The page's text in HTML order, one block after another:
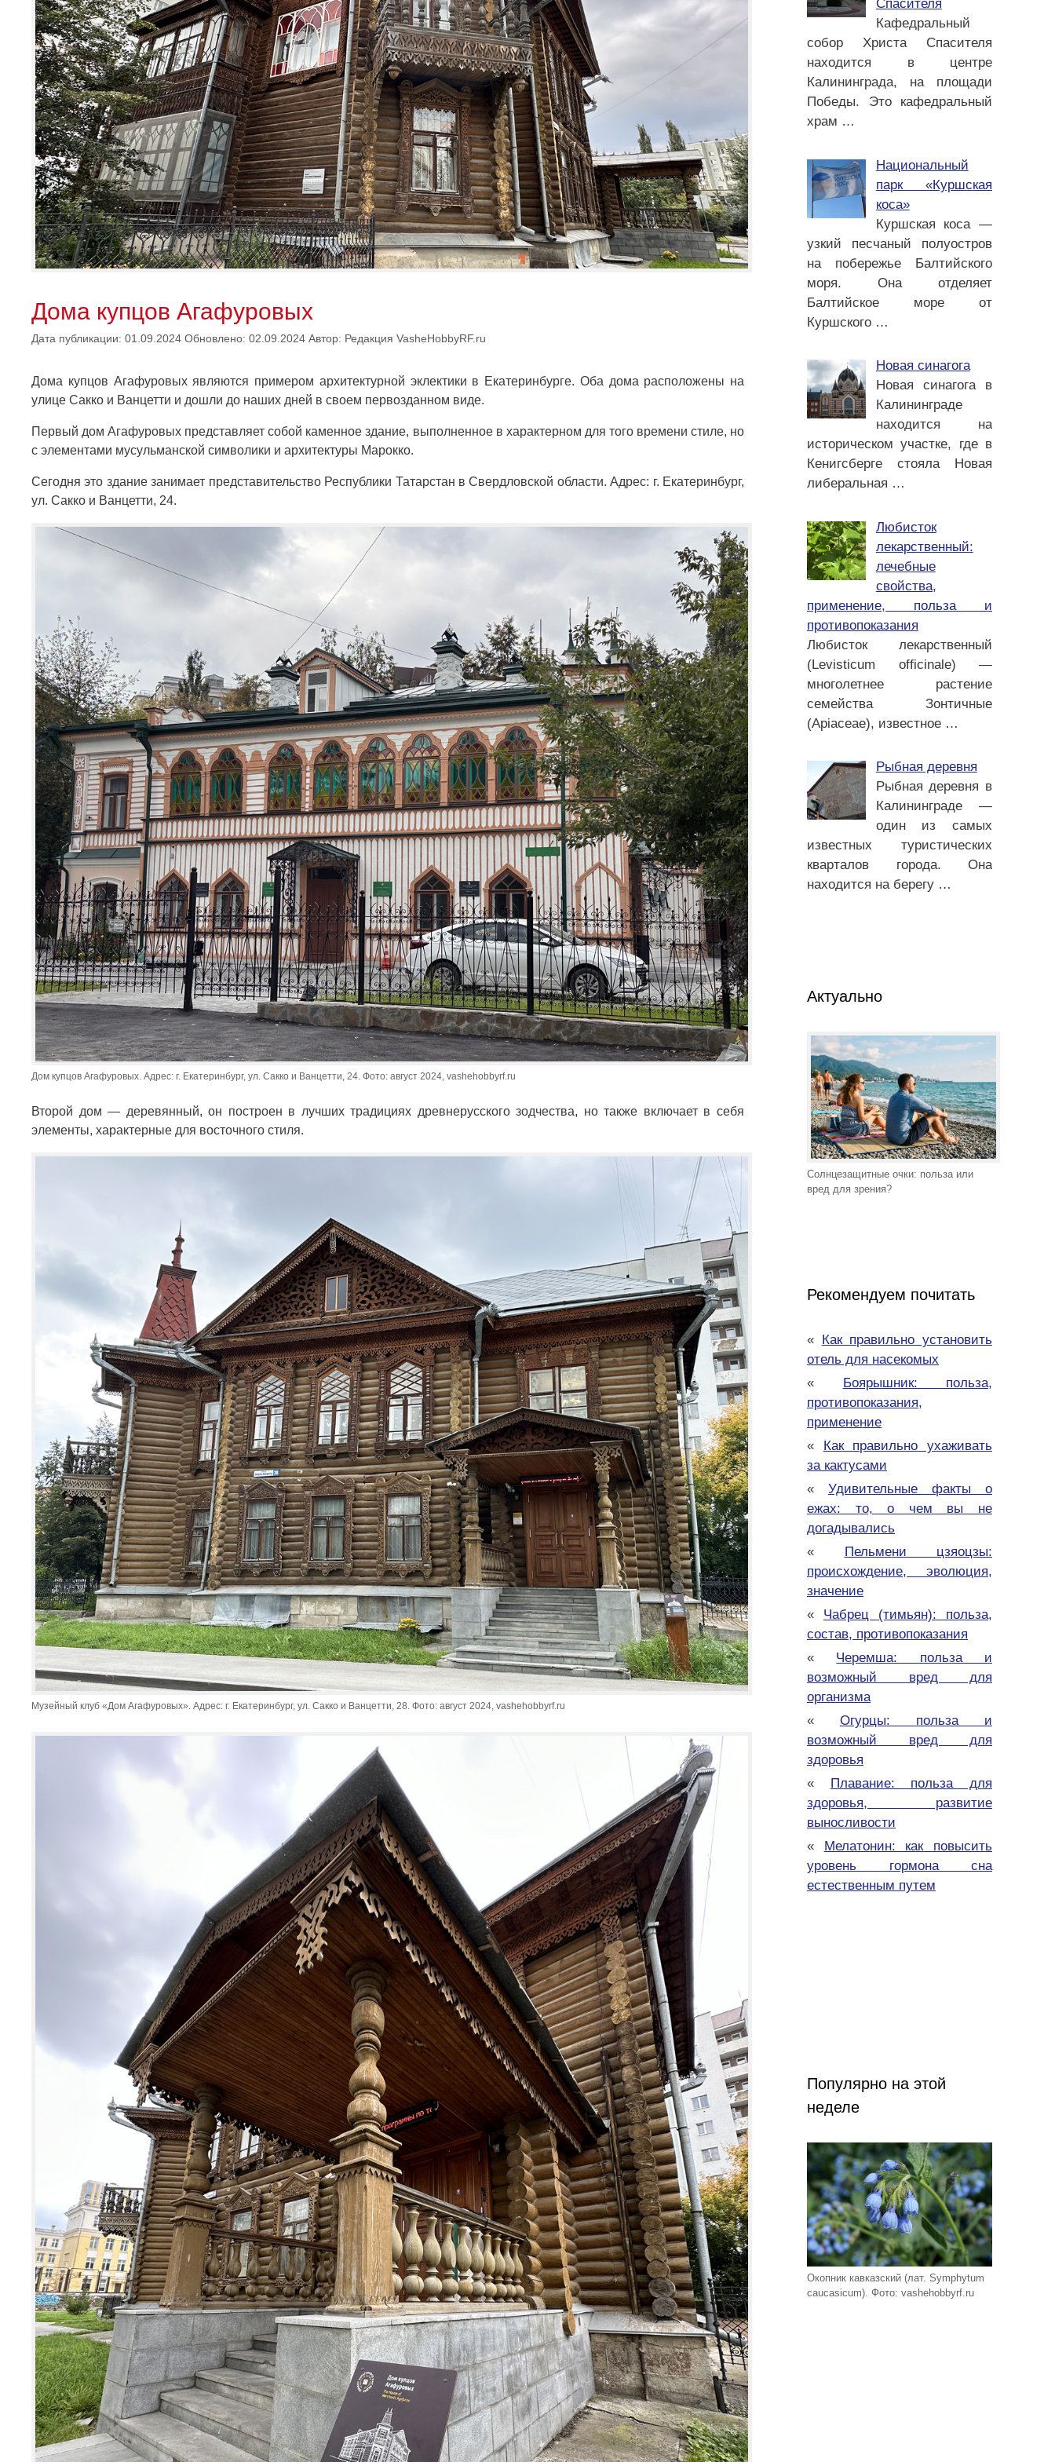
Дома купцов Агафуровых
Дата публикации: 01.09.2024 Обновлено: 02.09.2024 Автор: Редакция VasheHobbyRF.ru
Дома купцов Агафуровых являются примером архитектурной эклектики в Екатеринбурге. Оба дома расположены на
улице Сакко и Ванцетти и дошли до наших дней в своем первозданном виде.
Первый дом Агафуровых представляет собой каменное здание, выполненное в характерном для того времени стиле, но
с элементами мусульманской символики и архитектуры Марокко.
Сегодня это здание занимает представительство Республики Татарстан в Свердловской области. Адрес: г. Екатеринбург,
ул. Сакко и Ванцетти, 24.
Дом купцов Агафуровых. Адрес: г. Екатеринбург, ул. Сакко и Ванцетти, 24. Фото: август 2024, vashehobbyrf.ru
Второй дом — деревянный, он построен в лучших традициях древнерусского зодчества, но также включает в себя
элементы, характерные для восточного стиля.
Музейный клуб «Дом Агафуровых». Адрес: г. Екатеринбург, ул. Сакко и Ванцетти, 28. Фото: август 2024, vashehobbyrf.ru
Спасителя
Кафедральный
собор Христа Спасителя
находится в центре
Калининграда, на площади
Победы. Это кафедральный
храм …
Национальный
парк «Куршская
коса»
Куршская коса —
узкий песчаный полуостров
на побережье Балтийского
моря. Она отделяет
Балтийское море от
Куршского …
Новая синагога
Новая синагога в
Калининграде
находится на
историческом участке, где в
Кенигсберге стояла Новая
либеральная …
Любисток
лекарственный:
лечебные
свойства,
применение, польза и
противопоказания
Любисток лекарственный
(Levisticum officinale) —
многолетнее растение
семейства Зонтичные
(Apiaceae), известное …
Рыбная деревня
Рыбная деревня в
Калининграде —
один из самых
известных туристических
кварталов города. Она
находится на берегу …
Актуально
Солнцезащитные очки: польза или
вред для зрения?
Рекомендуем почитать
«
Как правильно установить
отель для насекомых
«
Боярышник: польза,
противопоказания,
применение
«
Как правильно ухаживать
за кактусами
« Удивительные факты о
ежах: то, о чем вы не
догадывались
«
Пельмени цзяоцзы:
происхождение, эволюция,
значение
« Чабрец (тимьян): польза,
состав, противопоказания
« Черемша: польза и
возможный вред для
организма
« Огурцы: польза и
возможный вред для
здоровья
«
Плавание: польза для
здоровья, развитие
выносливости
«
Мелатонин: как повысить
уровень гормона сна
естественным путем
Популярно на этой
неделе
Окопник кавказский (лат. Symphytum
caucasicum). Фото: vashehobbyrf.ru